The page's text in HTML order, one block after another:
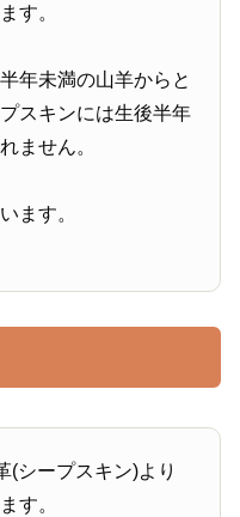
す。
年未満の山羊からと
スキンには生後半年
ません。
ます。
(シープスキン)より
す。